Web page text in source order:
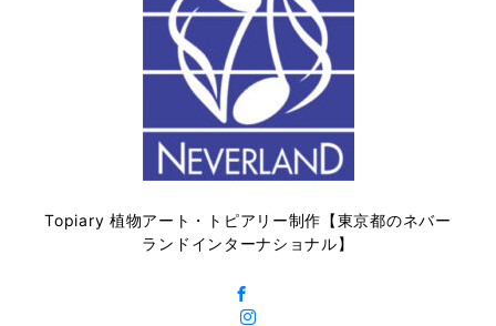
Topiary 植物アート・トピアリー制作【東京都のネバー
ランドインターナショナル】